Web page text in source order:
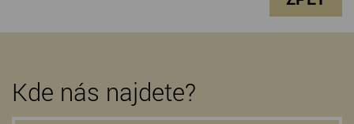
Kde nás najdete?